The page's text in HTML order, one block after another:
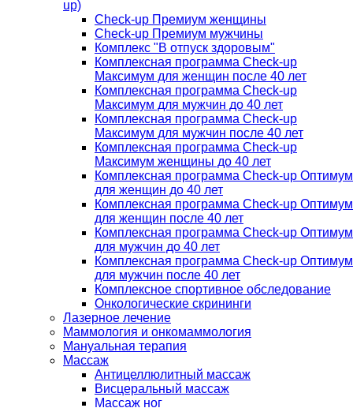
up)
Check-up Премиум женщины
Check-up Премиум мужчины
Комплекс "В отпуск здоровым"
Комплексная программа Check-up
Максимум для женщин после 40 лет
Комплексная программа Check-up
Максимум для мужчин до 40 лет
Комплексная программа Check-up
Максимум для мужчин после 40 лет
Комплексная программа Check-up
Максимум женщины до 40 лет
Комплексная программа Check-up Оптимум
для женщин до 40 лет
Комплексная программа Check-up Оптимум
для женщин после 40 лет
Комплексная программа Check-up Оптимум
для мужчин до 40 лет
Комплексная программа Check-up Оптимум
для мужчин после 40 лет
Комплексное спортивное обследование
Онкологические скрининги
Лазерное лечение
Маммология и онкомаммология
Мануальная терапия
Массаж
Антицеллюлитный массаж
Висцеральный массаж
Массаж ног